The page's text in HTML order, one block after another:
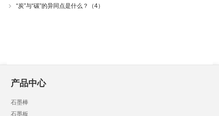
“炭”与“碳”的异同点是什么？（4）
产品中心
石墨棒
石墨板